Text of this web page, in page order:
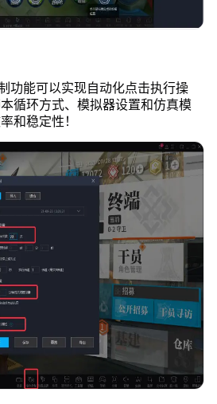
功能可以实现自动化点击执行操
循环方式、模拟器设置和仿真模
和稳定性！